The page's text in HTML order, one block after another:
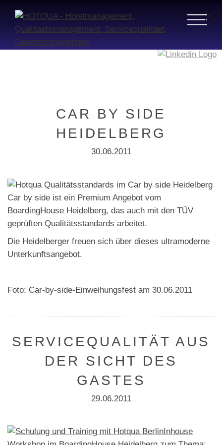
CAR BY SIDE
HEIDELBERG
30.06.2011
Car by side ist ein Premium Angebot vom
BoardingHouse Heidelberg, das auch mit den TÜV
geprüften Qualitätsstandards arbeitet.
Die Heidelberger freuen sich über dieses ultramoderne
Unterkunftsangebot.
Foto: Car-by-side-Einweihungsfest am 30.06.2011
SERVICEQUALITÄT AUS
DER SICHT DES
GASTES
29.06.2011
Inhouse